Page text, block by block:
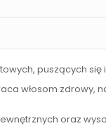
puszących
włosom zdrowy,
oraz